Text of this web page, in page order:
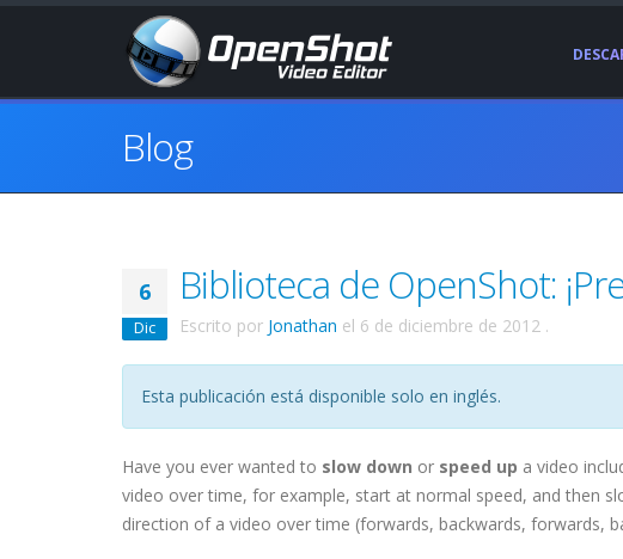
Blog
6
Dic
Biblioteca de OpenShot:
Escrito por Jonathan el 6 de diciembre de 2012 .
Esta publicación está disponible solo en inglés.
Have you ever wanted to slow down or speed up a video
video over time, for example, start at normal speed, and then
direction of a video over time (forwards, backwards, forwards,